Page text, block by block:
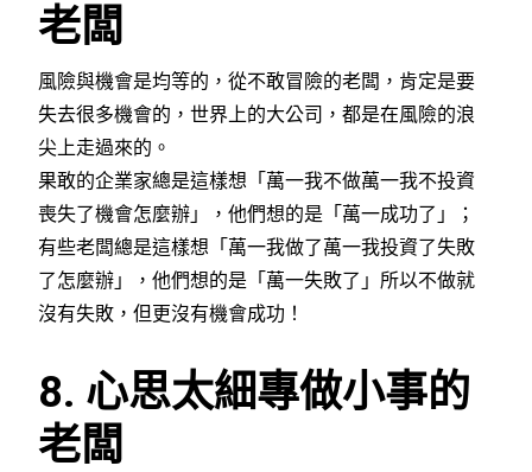
老闆
風險與機會是均等的，從不敢冒險的老闆，肯定是要
失去很多機會的，世界上的大公司，都是在風險的浪
尖上走過來的。
果敢的企業家總是這樣想「萬一我不做萬一我不投資
喪失了機會怎麼辦」，他們想的是「萬一成功了」；
有些老闆總是這樣想「萬一我做了萬一我投資了失敗
了怎麼辦」，他們想的是「萬一失敗了」所以不做就
沒有失敗，但更沒有機會成功！
8. 心思太細專做小事的
老闆